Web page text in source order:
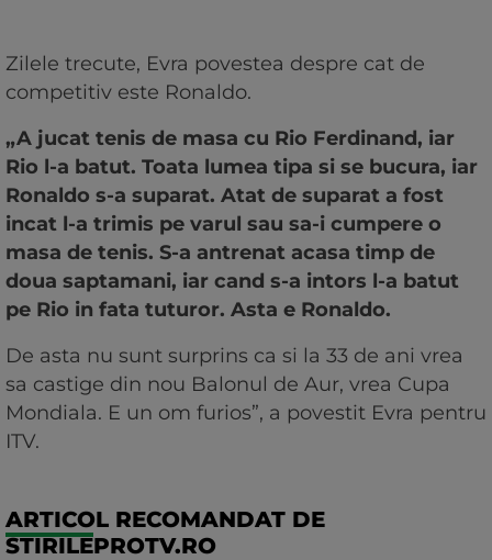
Zilele trecute, Evra povestea despre cat de
competitiv este Ronaldo.
„A jucat tenis de masa cu Rio Ferdinand, iar
Rio l-a batut. Toata lumea tipa si se bucura, iar
Ronaldo s-a suparat. Atat de suparat a fost
incat l-a trimis pe varul sau sa-i cumpere o
masa de tenis. S-a antrenat acasa timp de
doua saptamani, iar cand s-a intors l-a batut
pe Rio in fata tuturor. Asta e Ronaldo.
De asta nu sunt surprins ca si la 33 de ani vrea
sa castige din nou Balonul de Aur, vrea Cupa
Mondiala. E un om furios”, a povestit Evra pentru
ITV.
ARTICOL RECOMANDAT DE
STIRILEPROTV.RO